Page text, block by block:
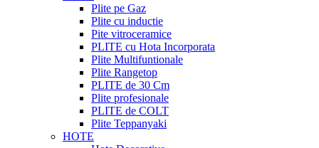
Plite pe Gaz
Plite cu inductie
Pite vitroceramice
PLITE cu Hota Incorporata
Plite Multifuntionale
Plite Rangetop
PLITE de 30 Cm
Plite profesionale
PLITE de COLT
Plite Teppanyaki
HOTE